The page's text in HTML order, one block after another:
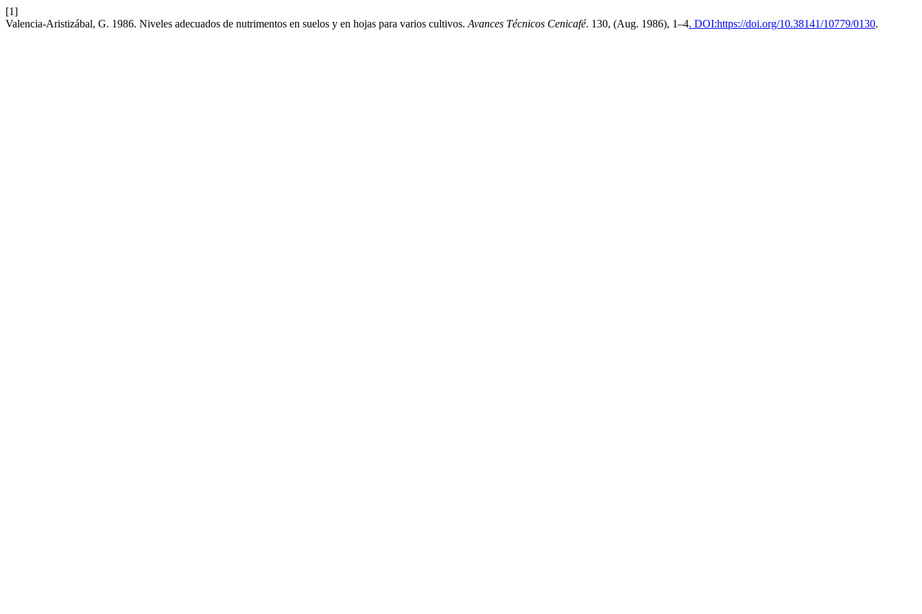
[1]
Valencia-Aristizábal, G. 1986. Niveles adecuados de nutrimentos en suelos y en hojas para varios cultivos. Avances Técnicos Cenicafé. 130, (Aug. 1986), 1–4. DOI:https://doi.org/10.38141/10779/0130.